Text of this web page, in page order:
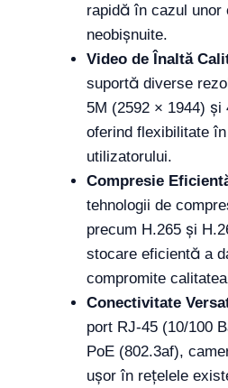
rapidă în cazul unor
neobișnuite.
Video de Înaltă
suportă diverse
5M (2592 × 1944) și
oferind flexibilitate
utilizatorului.
Compresie
tehnologii de
precum H.265 și
stocare eficientă a
compromite
Conectivitate
port RJ-45 (10/100
PoE (802.3af),
ușor în rețelele